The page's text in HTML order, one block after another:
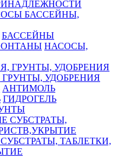
БАССЕЙНЫ,
БАССЕЙНЫ
НАСОСЫ,
УДОБРЕНИЯ
АНТИМОЛЬ
ГИДРОГЕЛЬ
ТАБЛЕТКИ,